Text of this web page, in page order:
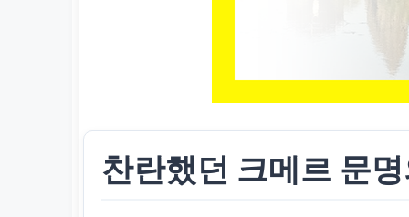
찬란했던 크메르 문